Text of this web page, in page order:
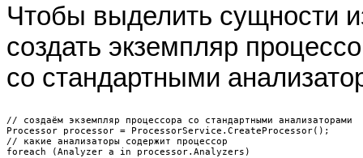
Чтобы выделить сущности
создать экземпляр
со стандартными
// создаём экземпляр процессора со стандартными анализаторами
Processor processor = ProcessorService.CreateProcessor();
// какие анализаторы содержит процессор
foreach (Analyzer a in processor.Analyzers)